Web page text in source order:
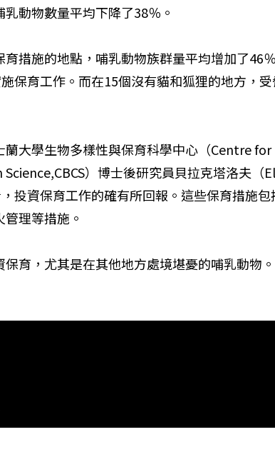
動物數量平均下降了38％。
措施的地點，哺乳動物族群量平均增加了46
保育工作。而在15個沒有貓和狐狸的地方，
蘭大學生物多樣性與保育科學中心（Centre for
）博士後研究員貝拉克塔洛夫（
投資保育工作的確有所回報。這些保育措施包
理等措施。
保育，尤其是在其他地方處境堪憂的哺乳動物